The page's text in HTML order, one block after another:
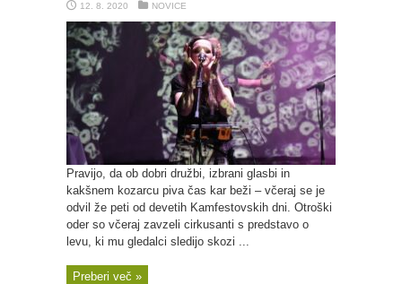
12. 8. 2020 NOVICE
Pravijo, da ob dobri družbi, izbrani glasbi in
kakšnem kozarcu piva čas kar beži – včeraj se je
odvil že peti od devetih Kamfestovskih dni. Otroški
oder so včeraj zavzeli cirkusanti s predstavo o
levu, ki mu gledalci sledijo skozi ...
Preberi več »